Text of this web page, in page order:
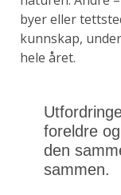
byer eller
kunnskap,
hele året.
foreldre
den
sammen.